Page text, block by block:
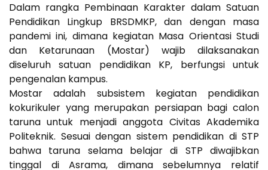
Dalam rangka Pembinaan Karakter dalam Satuan
Pendidikan Lingkup BRSDMKP, dan dengan masa
pandemi ini, dimana kegiatan Masa Orientasi Studi
dan Ketarunaan (Mostar) wajib dilaksanakan
diseluruh satuan pendidikan KP, berfungsi untuk
pengenalan kampus.
Mostar adalah subsistem kegiatan pendidikan
kokurikuler yang merupakan persiapan bagi calon
taruna untuk menjadi anggota Civitas Akademika
Politeknik. Sesuai dengan sistem pendidikan di STP
bahwa taruna selama belajar di STP diwajibkan
tinggal di Asrama, dimana sebelumnya relatif